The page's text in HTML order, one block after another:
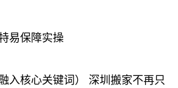
易保障实操
入核心关键词） 深圳搬家不再只